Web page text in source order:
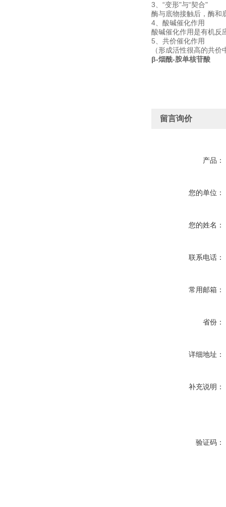
3、“变形"与“契合"
酶与底物接触后，酶和
4、酸碱催化作用
酸碱催化作用是有机反
5、共价催化作用
（形成活性很高的共价
β-烟酰-胺单核苷酸
留言询价
产品：
您的单位：
您的姓名：
联系电话：
常用邮箱：
省份：
详细地址：
补充说明：
验证码：